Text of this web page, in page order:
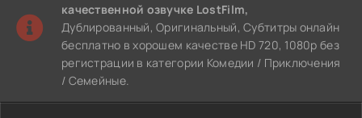
качественной озвучке LostFilm,
Дублированный, Оригинальный, Субтитры онлайн
бесплатно в хорошем качестве HD 720, 1080p без
регистрации в категории Комедии / Приключения
/ Семейные.